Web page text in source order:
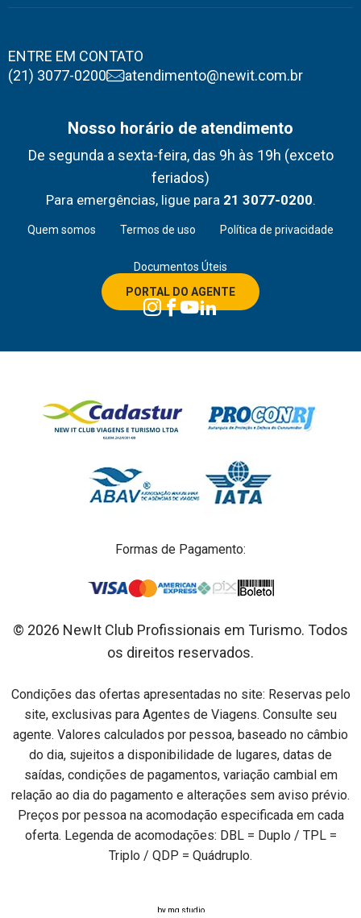
ENTRE EM CONTATO
(21) 3077-0200
atendimento@newit.com.br
Nosso horário de atendimento
De segunda a sexta-feira, das 9h às 19h (exceto
feriados)
Para emergências, ligue para 21 3077-0200.
Quem somos Termos de uso Política de privacidade
Documentos Úteis
PORTAL DO AGENTE
Formas de Pagamento:
© 2026 NewIt Club Profissionais em Turismo. Todos
os direitos reservados.
Condições das ofertas apresentadas no site: Reservas pelo
site, exclusivas para Agentes de Viagens. Consulte seu
agente. Valores calculados por pessoa, baseado no câmbio
do dia, sujeitos a disponibilidade de lugares, datas de
saídas, condições de pagamentos, variação cambial em
relação ao dia do pagamento e alterações sem aviso prévio.
Preços por pessoa na acomodação especificada em cada
oferta. Legenda de acomodações: DBL = Duplo / TPL =
Triplo / QDP = Quádruplo.
by mg studio